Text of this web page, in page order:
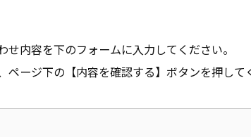
せ内容を下のフォームに入力してください。
ページ下の【内容を確認する】ボタンを押して